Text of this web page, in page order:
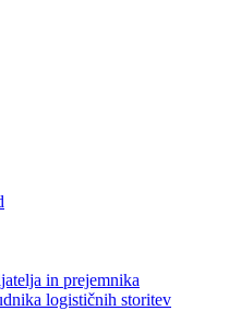
in prejemnika
logističnih storitev